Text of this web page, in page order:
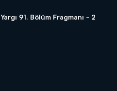
Yargı 91. Bölüm Fragmanı - 2